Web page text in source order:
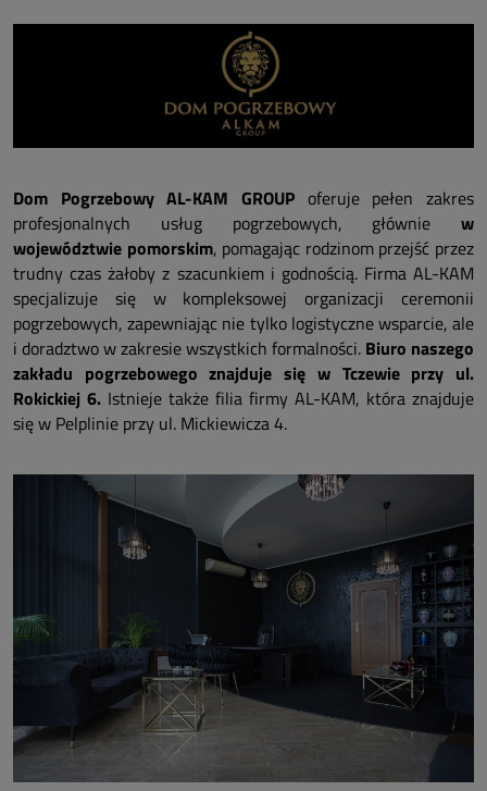
Dom Pogrzebowy AL-KAM GROUP oferuje pełen zakres
profesjonalnych usług pogrzebowych, głównie w
województwie pomorskim, pomagając rodzinom przejść przez
trudny czas żałoby z szacunkiem i godnością. Firma AL-KAM
specjalizuje się w kompleksowej organizacji ceremonii
pogrzebowych, zapewniając nie tylko logistyczne wsparcie, ale
i doradztwo w zakresie wszystkich formalności. Biuro naszego
zakładu pogrzebowego znajduje się w Tczewie przy ul.
Rokickiej 6. Istnieje także filia firmy AL-KAM, która znajduje
się w Pelplinie przy ul. Mickiewicza 4.